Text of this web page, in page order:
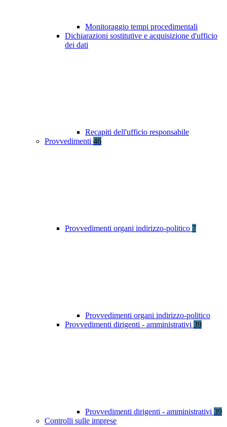
Monitoraggio tempi procedimentali
Dichiarazioni sostitutive e acquisizione d'ufficio
dei dati
Recapiti dell'ufficio responsabile
Provvedimenti 46
Provvedimenti organi indirizzo-politico 7
Provvedimenti organi indirizzo-politico
Provvedimenti dirigenti - amministrativi 39
Provvedimenti dirigenti - amministrativi 39
Controlli sulle imprese